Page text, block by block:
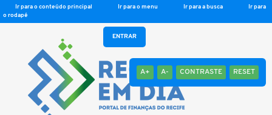
Ir para o conteúdo principal Ir para o menu Ir para a busca
Ir para
o rodapé
A+ A- CONTRASTE RESET
ENTRAR